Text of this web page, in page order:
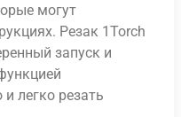
могут
Резак 1Torch
запуск и
легко резать